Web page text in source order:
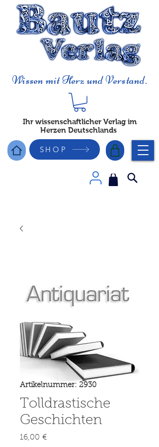
Wissen mit Herz und Verstand.
Ihr wissenschaftlicher Verlag im
Herzen Deutschlands
SHOP
Artikelnummer: 2930
Tolldrastische
Geschichten
16,00 €Preis